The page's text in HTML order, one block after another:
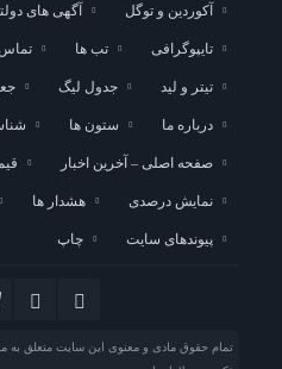
آکوردین و توگل آگهی های
تایپوگرافی تب ها تماس
تیتر و لید جدول لیگ
درباره ما ستون ها
صفحه اصلی – آخرین اخبار
نمایش درصدی هشدار ها
پیوندهای سایت چاپ
تمام حقوق مادی و معنوی این سایت متعلق به